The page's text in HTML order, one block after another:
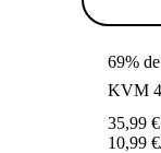
69%
KVM 4
35,99 €
10,99 €